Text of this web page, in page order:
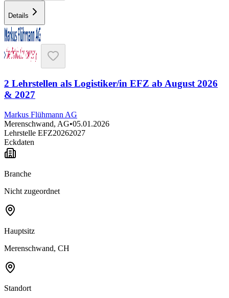
Details
2 Lehrstellen als Logistiker/in EFZ ab August 2026
& 2027
Markus Flühmann AG
Merenschwand, AG•05.01.2026
Lehrstelle EFZ20262027
Eckdaten
Branche
Nicht zugeordnet
Hauptsitz
Merenschwand, CH
Standort